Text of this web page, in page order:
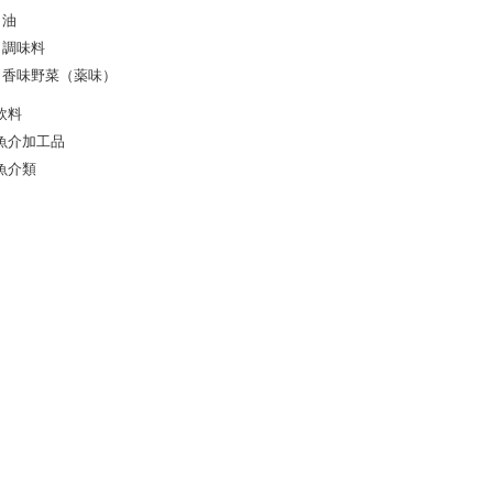
油
調味料
香味野菜（薬味）
料
介加工品
介類